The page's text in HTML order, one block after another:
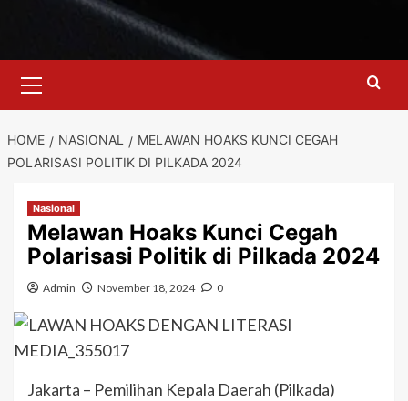
Menu
HOME NASIONAL
MELAWAN HOAKS KUNCI CEGAH
POLARISASI POLITIK DI PILKADA 2024
Nasional
Melawan Hoaks Kunci Cegah
Polarisasi Politik di Pilkada 2024
Admin November 18, 2024 0
Jakarta – Pemilihan Kepala Daerah (Pilkada)